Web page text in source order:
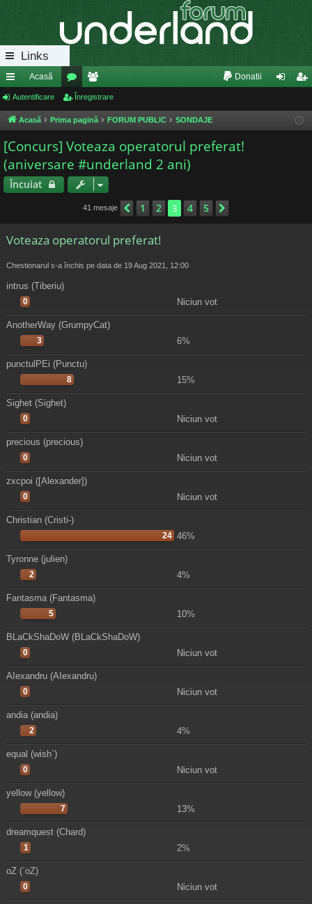
Links
eg
ăt
uri
ra
pi
Acasă
or
u
m
uri
e
m
Donatii
eg
Autentificare Înregistrare
Acasă Prima pagină FORUM PUBLIC SONDAJE
[Concurs] Voteaza operatorul preferat!
(aniversare #underland 2 ani)
Încuiat
41 mesaje Anterior
1 2 3 4 5
Voteaza operatorul preferat!
Chestionarul s-a închis pe data de 19 Aug 2021, 12:00
intrus (Tiberiu)
0 Niciun vot
AnotherWay (GrumpyCat)
3 6%
punctulPEi (Punctu)
8 15%
Sighet (Sighet)
0 Niciun vot
precious (precious)
0 Niciun vot
zxcpoi ([Alexander])
0 Niciun vot
Christian (Cristi-)
24 46%
Tyronne (julien)
2 4%
Fantasma (Fantasma)
5 10%
BLaCkShaDoW (BLaCkShaDoW)
0 Niciun vot
AIexandru (AIexandru)
0 Niciun vot
andia (andia)
2 4%
equal (wish`)
0 Niciun vot
yellow (yellow)
7 13%
dreamquest (Chard)
1 2%
oZ (`oZ)
0 Niciun vot